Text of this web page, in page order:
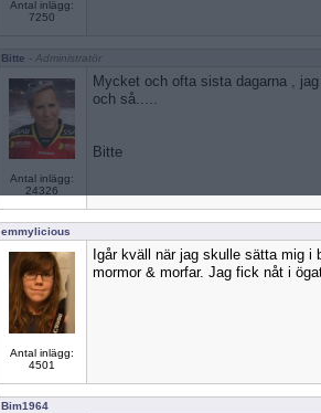
Antal inlägg:
7250
Bitte - Administratör
Antal inlägg:
24326
Mycket och ofta sista dagarna ,
och så.....
Bitte
emmylicious
Antal inlägg:
4501
Igår kväll när jag skulle sätta mig i
mormor & morfar. Jag fick nåt i
Bim1964